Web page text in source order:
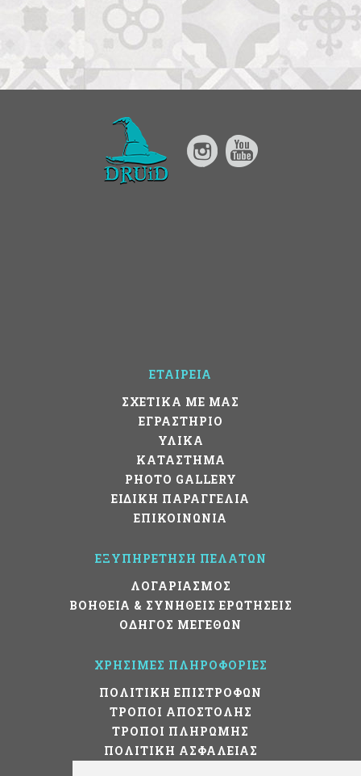
ΕΤΑΙΡΕΙΑ
ΣΧΕΤΙΚΑ ΜΕ ΜΑΣ
ΕΓΡΑΣΤΗΡΙΟ
ΥΛΙΚΑ
ΚΑΤΑΣΤΗΜΑ
PHOTO GALLERY
ΕΙΔΙΚΗ ΠΑΡΑΓΓΕΛΙΑ
ΕΠΙΚΟΙΝΩΝΙΑ
ΕΞΥΠΗΡΕΤΗΣΗ ΠΕΛΑΤΩΝ
ΛΟΓΑΡΙΑΣΜΟΣ
ΒΟΗΘΕΙΑ & ΣΥΝΗΘΕΙΣ ΕΡΩΤΗΣΕΙΣ
ΟΔΗΓΟΣ ΜΕΓΕΘΩΝ
ΧΡΗΣΙΜΕΣ ΠΛΗΡΟΦΟΡΙΕΣ
ΠΟΛΙΤΙΚΗ ΕΠΙΣΤΡΟΦΩΝ
ΤΡΟΠΟΙ ΑΠΟΣΤΟΛΗΣ
ΤΡΟΠΟΙ ΠΛΗΡΩΜΗΣ
ΠΟΛΙΤΙΚΗ ΑΣΦΑΛΕΙΑΣ